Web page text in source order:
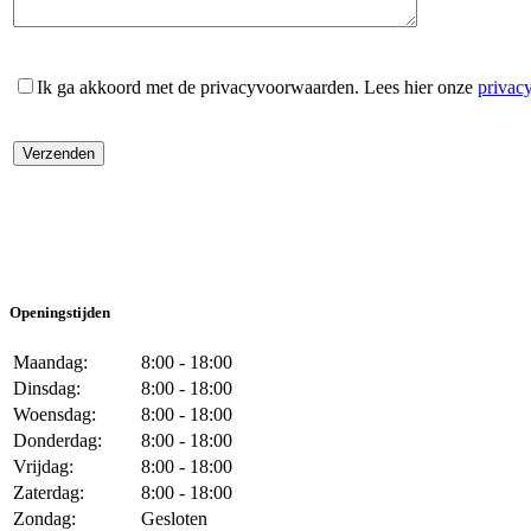
Ik ga akkoord met de privacyvoorwaarden. Lees hier onze
Openingstijden
Maandag:
8:00 - 18:00
Dinsdag:
8:00 - 18:00
Woensdag:
8:00 - 18:00
Donderdag:
8:00 - 18:00
Vrijdag:
8:00 - 18:00
Zaterdag:
8:00 - 18:00
Zondag:
Gesloten